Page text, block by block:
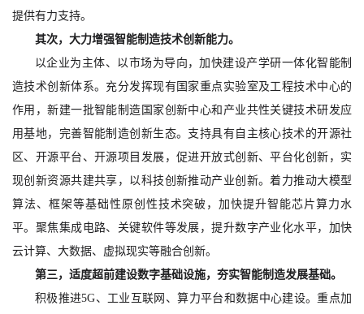
提供有力支持。
其次，大力增强智能制造技术创新能力。
以企业为主体、以市场为导向，加快建设产学研一体化智能制
造技术创新体系。充分发挥现有国家重点实验室及工程技术中心的
作用，新建一批智能制造国家创新中心和产业共性关键技术研发应
用基地，完善智能制造创新生态。支持具有自主核心技术的开源社
区、开源平台、开源项目发展，促进开放式创新、平台化创新，实
现创新资源共建共享，以科技创新推动产业创新。着力推动大模型
算法、框架等基础性原创性技术突破，加快提升智能芯片算力水
平。聚焦集成电路、关键软件等发展，提升数字产业化水平，加快
云计算、大数据、虚拟现实等融合创新。
第三，适度超前建设数字基础设施，夯实智能制造发展基础。
积极推进5G、工业互联网、算力平台和数据中心建设。重点加